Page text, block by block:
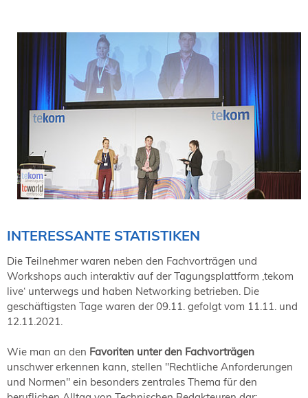
INTERESSANTE STATISTIKEN
Die Teilnehmer waren neben den Fachvorträgen und
Workshops auch interaktiv auf der Tagungsplattform ‚tekom
live‘ unterwegs und haben Networking betrieben. Die
geschäftigsten Tage waren der 09.11. gefolgt vom 11.11. und
12.11.2021.
Wie man an den Favoriten unter den Fachvorträgen
unschwer erkennen kann, stellen "Rechtliche Anforderungen
und Normen" ein besonders zentrales Thema für den